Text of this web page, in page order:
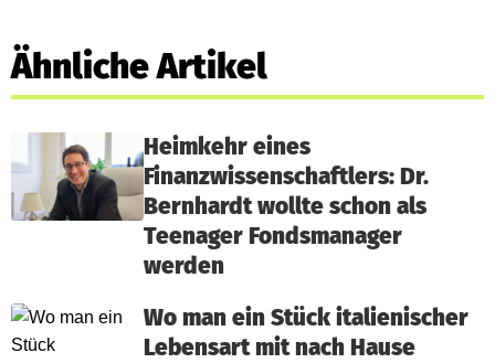
Ähnliche Artikel
Heimkehr eines
Finanzwissenschaftlers: Dr.
Bernhardt wollte schon als
Teenager Fondsmanager
werden
Wo man ein Stück italienischer
Lebensart mit nach Hause